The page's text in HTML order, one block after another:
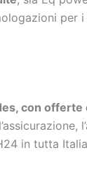
per
con
in tutta